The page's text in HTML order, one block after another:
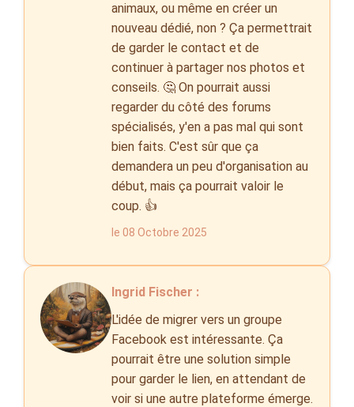
animaux, ou même en créer un
nouveau dédié, non ? Ça permettrait
de garder le contact et de
continuer à partager nos photos et
conseils. 🤔 On pourrait aussi
regarder du côté des forums
spécialisés, y'en a pas mal qui sont
bien faits. C'est sûr que ça
demandera un peu d'organisation au
début, mais ça pourrait valoir le
coup. 👍
le 08 Octobre 2025
Ingrid Fischer :
L'idée de migrer vers un groupe
Facebook est intéressante. Ça
pourrait être une solution simple
pour garder le lien, en attendant de
voir si une autre plateforme émerge.